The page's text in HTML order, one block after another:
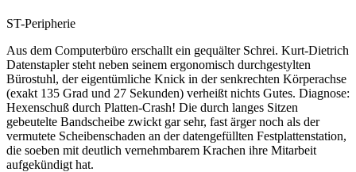
ST-Peripherie
Aus dem Computerbüro erschallt ein gequälter Schrei. Kurt-Dietrich
Datenstapler steht neben seinem ergonomisch durchgestylten
Bürostuhl, der eigentümliche Knick in der senkrechten Körperachse
(exakt 135 Grad und 27 Sekunden) verheißt nichts Gutes. Diagnose:
Hexenschuß durch Platten-Crash! Die durch langes Sitzen
gebeutelte Bandscheibe zwickt gar sehr, fast ärger noch als der
vermutete Scheibenschaden an der datengefüllten Festplattenstation,
die soeben mit deutlich vernehmbarem Krachen ihre Mitarbeit
aufgekündigt hat.